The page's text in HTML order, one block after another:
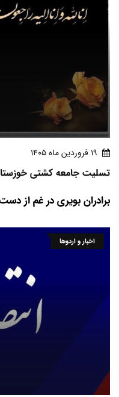
19 فروردين ماه 1405
تسلیت جامعه کشتی
برادران بویری در غم از
اخبار و اردوها